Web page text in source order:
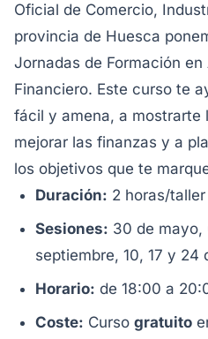
Oficial de Comercio,
provincia de Huesca
Jornadas de Formación
Financiero. Este curso te
fácil y amena, a mostrarte
mejorar las finanzas y a
los objetivos que te
Duración: 2 horas/taller
Sesiones: 30 de mayo,
septiembre, 10, 17 y 24
Horario: de 18:00 a
Coste: Curso gratuito